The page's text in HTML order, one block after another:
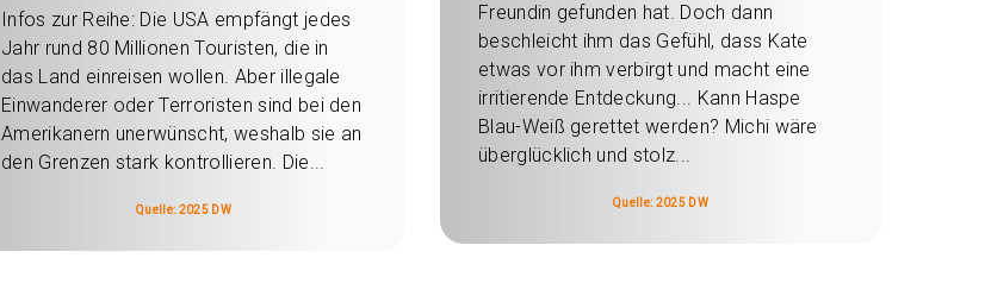
Infos zur Reihe: Die USA empfängt jedes
Jahr rund 80 Millionen Touristen, die in
das Land einreisen wollen. Aber illegale
Einwanderer oder Terroristen sind bei den
Amerikanern unerwünscht, weshalb sie an
den Grenzen stark kontrollieren. Die...
Quelle: 2025 DW
Freundin gefunden hat. Doch dann
beschleicht ihm das Gefühl, dass Kate
etwas vor ihm verbirgt und macht eine
irritierende Entdeckung... Kann Haspe
Blau-Weiß gerettet werden? Michi wäre
überglücklich und stolz...
Quelle: 2025 DW